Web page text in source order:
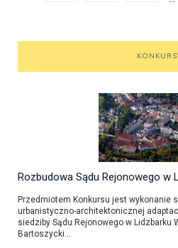
Rozbudowa Sądu Rejonowego w
Przedmiotem Konkursu jest wykonanie
urbanistyczno-architektonicznej
siedziby Sądu Rejonowego w Lidzbarku
Bartoszycki...